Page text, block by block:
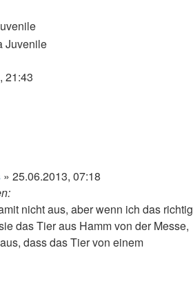
21:43
» 25.06.2013, 07:18
nicht aus, aber wenn ich das richtig
das Tier aus Hamm von der Messe,
dass das Tier von einem